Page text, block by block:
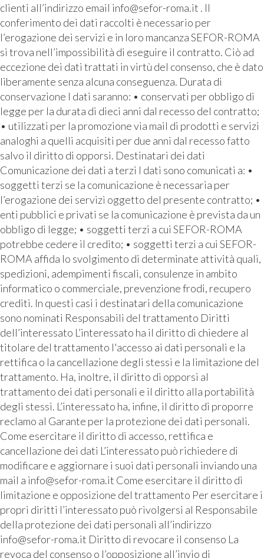
clienti all’indirizzo email info@sefor-roma.it . Il
conferimento dei dati raccolti è necessario per
l’erogazione dei servizi e in loro mancanza SEFOR-ROMA
si trova nell’impossibilità di eseguire il contratto. Ciò ad
eccezione dei dati trattati in virtù del consenso, che è dato
liberamente senza alcuna conseguenza. Durata di
conservazione I dati saranno: • conservati per obbligo di
legge per la durata di dieci anni dal recesso del contratto;
• utilizzati per la promozione via mail di prodotti e servizi
analoghi a quelli acquisiti per due anni dal recesso fatto
salvo il diritto di opporsi. Destinatari dei dati
Comunicazione dei dati a terzi I dati sono comunicati a: •
soggetti terzi se la comunicazione è necessaria per
l’erogazione dei servizi oggetto del presente contratto; •
enti pubblici e privati se la comunicazione è prevista da un
obbligo di legge; • soggetti terzi a cui SEFOR-ROMA
potrebbe cedere il credito; • soggetti terzi a cui SEFOR-
ROMA affida lo svolgimento di determinate attività quali,
spedizioni, adempimenti fiscali, consulenze in ambito
informatico o commerciale, prevenzione frodi, recupero
crediti. In questi casi i destinatari della comunicazione
sono nominati Responsabili del trattamento Diritti
dell’interessato L’interessato ha il diritto di chiedere al
titolare del trattamento l'accesso ai dati personali e la
rettifica o la cancellazione degli stessi e la limitazione del
trattamento. Ha, inoltre, il diritto di opporsi al
trattamento dei dati personali e il diritto alla portabilità
degli stessi. L’interessato ha, infine, il diritto di proporre
reclamo al Garante per la protezione dei dati personali.
Come esercitare il diritto di accesso, rettifica e
cancellazione dei dati L’interessato può richiedere di
modificare e aggiornare i suoi dati personali inviando una
mail a info@sefor-roma.it Come esercitare il diritto di
limitazione e opposizione del trattamento Per esercitare i
propri diritti l’interessato può rivolgersi al Responsabile
della protezione dei dati personali all’indirizzo
info@sefor-roma.it Diritto di revocare il consenso La
revoca del consenso o l’opposizione all’invio di